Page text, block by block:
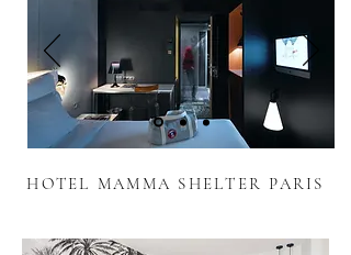
HOTEL MAMMA SHELTER PARIS